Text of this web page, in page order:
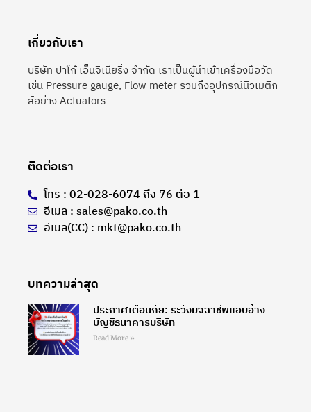
เกี่ยวกับเรา
บริษัท ปาโก้ เอ็นจิเนียริ่ง จำกัด เราเป็นผู้นำเข้าเครื่องมือวัด
เช่น Pressure gauge, Flow meter รวมถึงอุปกรณ์นิวเมติก
ส์อย่าง Actuators
ติดต่อเรา
โทร : 02-028-6074 ถึง 76 ต่อ 1
อีเมล : sales@pako.co.th
อีเมล(CC) : mkt@pako.co.th
บทความล่าสุด
ประกาศเตือนภัย: ระวังมิจฉาชีพแอบอ้าง
บัญชีธนาคารบริษัท
Read More »